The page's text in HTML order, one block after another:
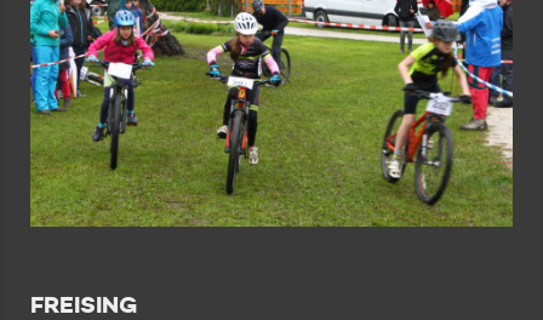
FREISING